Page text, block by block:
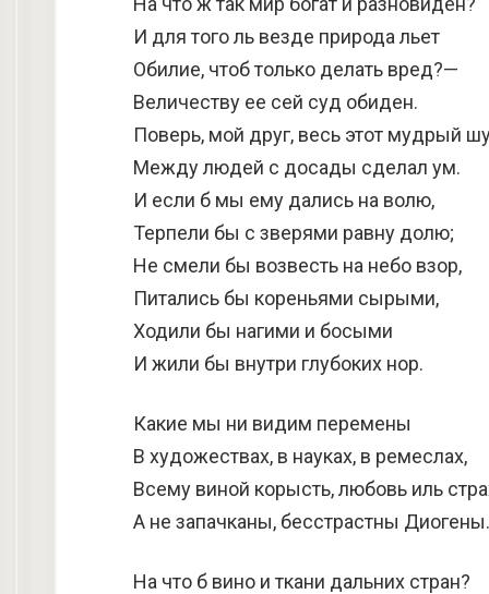
И для того ль везде природа льет
Обилие, чтоб только делать вред?—
Величеству ее сей суд обиден.
Поверь, мой друг, весь этот мудрый
Между людей с досады сделал ум.
И если б мы ему дались на волю,
Терпели бы с зверями равну долю;
Не смели бы возвесть на небо взор,
Питались бы кореньями сырыми,
Ходили бы нагими и босыми
И жили бы внутри глубоких нор.
Какие мы ни видим перемены
В художествах, в науках, в ремеслах,
Всему виной корысть, любовь иль
А не запачканы, бесстрастны Диогены.
На что б вино и ткани дальних стран?